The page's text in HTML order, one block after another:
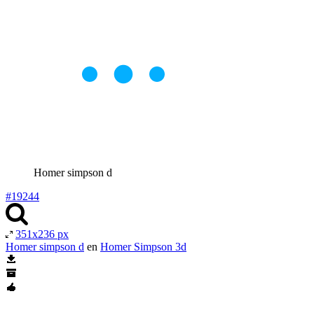
Homer simpson d
#19244
351x236 px
Homer simpson d en Homer Simpson 3d